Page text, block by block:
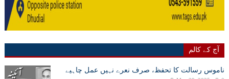
آج کے کالم
ناموس رسالت کا تحفظ، صرف نعرے نہیں عمل چاہیے